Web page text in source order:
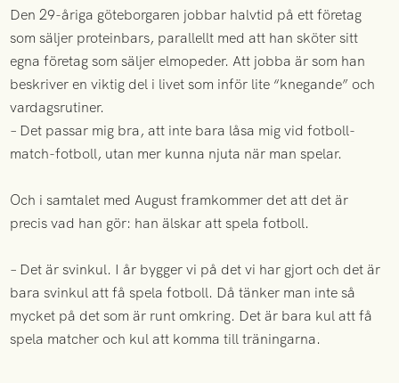
Den 29-åriga göteborgaren jobbar halvtid på ett företag
som säljer proteinbars, parallellt med att han sköter sitt
egna företag som säljer elmopeder. Att jobba är som han
beskriver en viktig del i livet som inför lite “knegande” och
vardagsrutiner.
– Det passar mig bra, att inte bara låsa mig vid fotboll-
match-fotboll, utan mer kunna njuta när man spelar.
Och i samtalet med August framkommer det att det är
precis vad han gör: han älskar att spela fotboll.
– Det är svinkul. I år bygger vi på det vi har gjort och det är
bara svinkul att få spela fotboll. Då tänker man inte så
mycket på det som är runt omkring. Det är bara kul att få
spela matcher och kul att komma till träningarna.